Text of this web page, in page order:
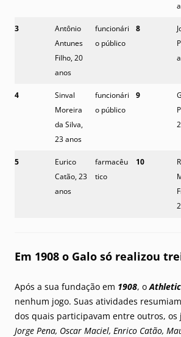
3
Antônio
Antunes
Filho, 20
anos
funcionári
o público
8
4
Sinval
Moreira
da Silva,
23 anos
funcionári
o público
9
5
Eurico
Catão, 23
anos
farmacêu
tico
10
Em 1908 o Galo só realizou
Após a sua fundação em 1908, o
nenhum jogo. Suas atividades
dos quais participavam entre outros, os
Jorge Pena, Oscar Maciel, Enrico Catão,